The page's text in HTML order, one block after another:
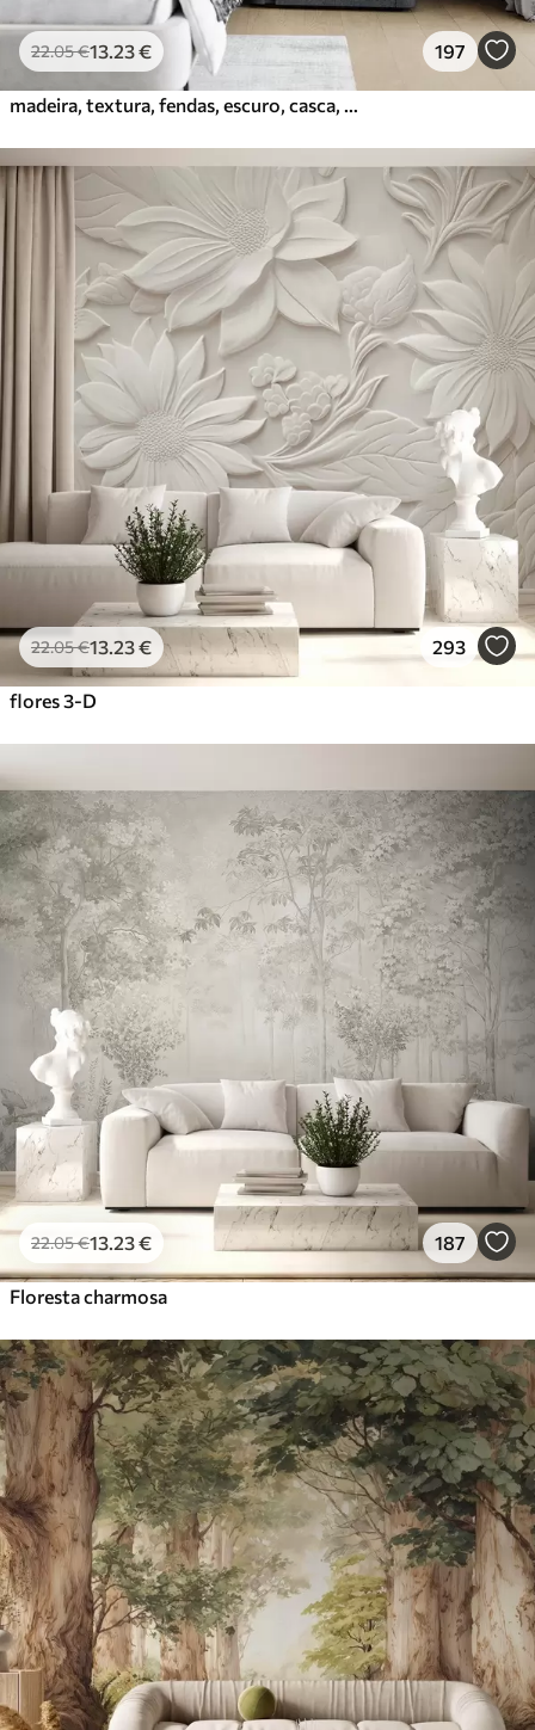
22.05€13 .23€ 197
22.05€13 .23€ 293
flores 3-D
22.05€13 .23€ 187
Floresta charmosa